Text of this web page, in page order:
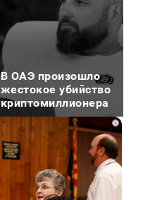
В ОАЭ произошло
жестокое убийство
криптомиллионера
i